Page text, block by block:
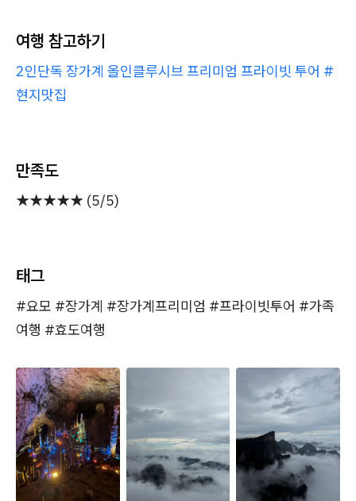
여행 참고하기
2인단독 장가계 올인클루시브 프리미엄 프라이빗 투어 #
현지맛집
만족도
★★★★★ (5/5)
태그
#요모 #장가계 #장가계프리미엄 #프라이빗투어 #가족
여행 #효도여행